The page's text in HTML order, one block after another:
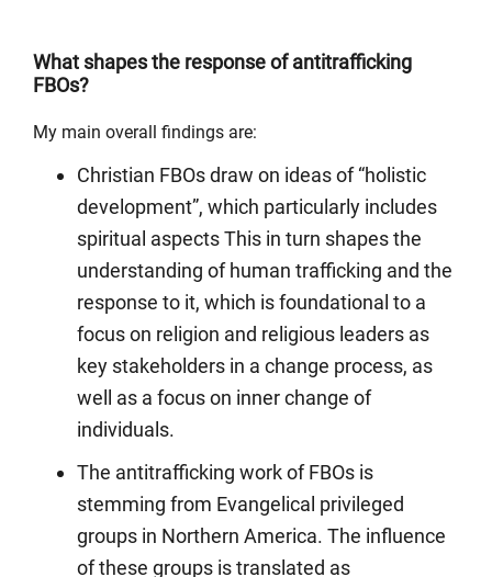
What shapes the response of antitrafficking
FBOs?
My main overall findings are:
Christian FBOs draw on ideas of “holistic
development”, which particularly includes
spiritual aspects This in turn shapes the
understanding of human trafficking and the
response to it, which is foundational to a
focus on religion and religious leaders as
key stakeholders in a change process, as
well as a focus on inner change of
individuals.
The antitrafficking work of FBOs is
stemming from Evangelical privileged
groups in Northern America. The influence
of these groups is translated as